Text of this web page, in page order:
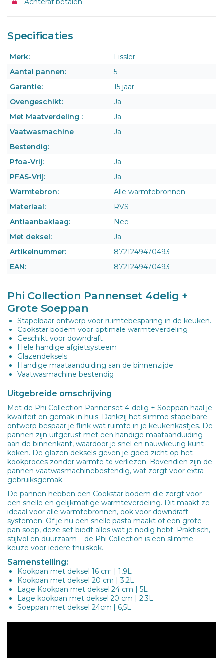
Achteraf betalen
Specificaties
Merk:
Fissler
Aantal pannen:
5
Garantie:
15 jaar
Ovengeschikt:
Ja
Met Maatverdeling :
Ja
Vaatwasmachine
Bestendig:
Ja
Pfoa-Vrij:
Ja
PFAS-Vrij:
Ja
Warmtebron:
Alle warmtebronnen
Materiaal:
RVS
Antiaanbaklaag:
Nee
Met deksel:
Ja
Artikelnummer:
8721249470493
EAN:
8721249470493
Phi Collection Pannenset 4delig +
Grote Soeppan
Stapelbaar ontwerp voor ruimtebesparing in de keuken.
Cookstar bodem voor optimale warmteverdeling
Geschikt voor downdraft
Hele handige afgietsysteem
Glazendeksels
Handige maataanduiding aan de binnenzijde
Vaatwasmachine bestendig
Uitgebreide omschrijving
Met de Phi Collection Pannenset 4-delig + Soeppan haal je
kwaliteit en gemak in huis. Dankzij het slimme stapelbare
ontwerp bespaar je flink wat ruimte in je keukenkastjes. De
pannen zijn uitgerust met een handige maataanduiding
aan de binnenkant, waardoor je snel en nauwkeurig kunt
koken. De glazen deksels geven je goed zicht op het
kookproces zonder warmte te verliezen. Bovendien zijn de
pannen vaatwasmachinebestendig, wat zorgt voor extra
gebruiksgemak.
De pannen hebben een Cookstar bodem die zorgt voor
een snelle en gelijkmatige warmteverdeling. Dit maakt ze
ideaal voor alle warmtebronnen, ook voor downdraft-
systemen. Of je nu een snelle pasta maakt of een grote
pan soep, deze set biedt alles wat je nodig hebt. Praktisch,
stijlvol en duurzaam – de Phi Collection is een slimme
keuze voor iedere thuiskok.
Samenstelling:
Kookpan met deksel 16 cm | 1,9L
Kookpan met deksel 20 cm | 3,2L
Lage Kookpan met deksel 24 cm | 5L
Lage kookpan met deksel 20 cm | 2,3L
Soeppan met deksel 24cm | 6,5L